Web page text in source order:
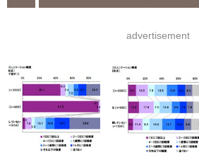
advertisement